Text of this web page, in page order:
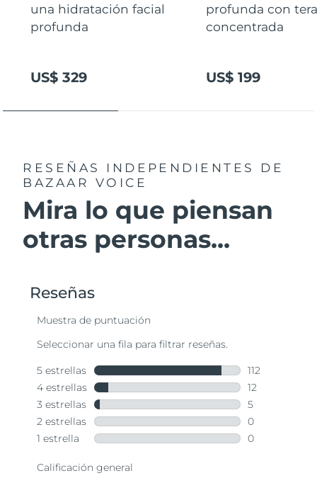
una hidratación facial
profunda
US$ 329
profunda con
concentrada
US$ 199
RESEÑAS INDEPENDIENTES
DE
BAZAAR VOICE
Mira lo que piensan
otras personas...